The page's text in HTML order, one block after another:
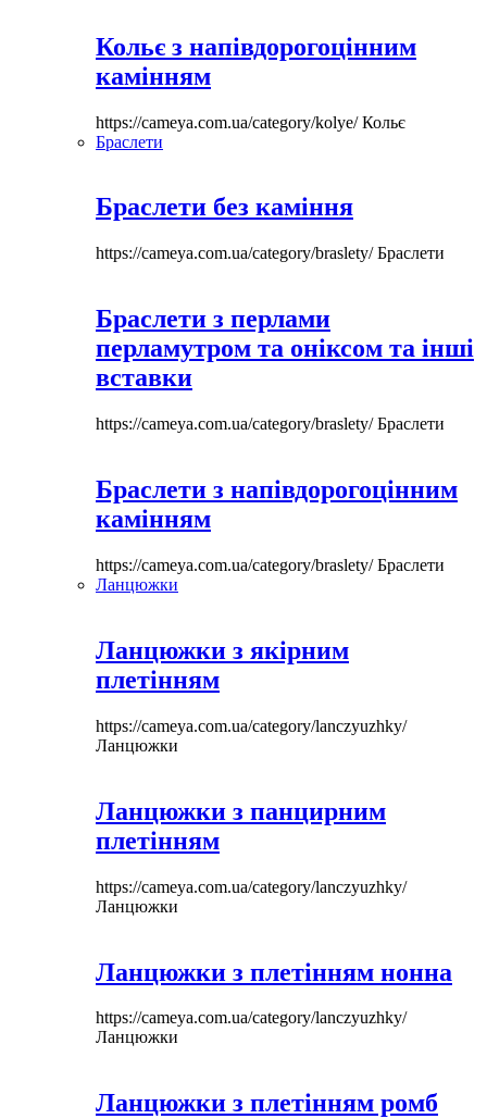
Кольє з напівдорогоцінним
камінням
https://cameya.com.ua/category/kolye/Кольє
Браслети
Браслети без каміння
https://cameya.com.ua/category/braslety/Браслети
Браслети з перлами
перламутром та оніксом та інші
вставки
https://cameya.com.ua/category/braslety/Браслети
Браслети з напівдорогоцінним
камінням
https://cameya.com.ua/category/braslety/Браслети
Ланцюжки
Ланцюжки з якірним
плетінням
https://cameya.com.ua/category/lanczyuzhky/
Ланцюжки
Ланцюжки з панцирним
плетінням
https://cameya.com.ua/category/lanczyuzhky/
Ланцюжки
Ланцюжки з плетінням нонна
https://cameya.com.ua/category/lanczyuzhky/
Ланцюжки
Ланцюжки з плетінням ромб